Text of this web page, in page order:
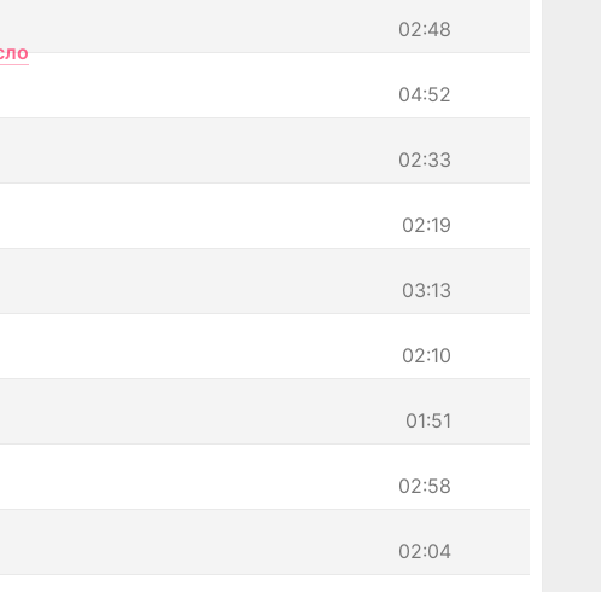
02:48
04:52
02:33
02:19
03:13
02:10
01:51
02:58
02:04